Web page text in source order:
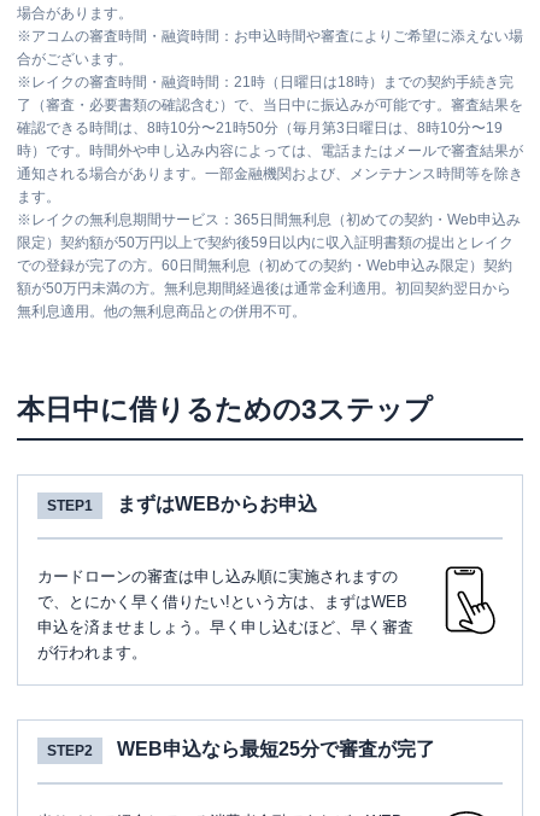
場合があります。
※アコムの審査時間・融資時間：お申込時間や審査によりご希望に添えない場
合がございます。
※ レイクの審査時間・融資時間：21時（日曜日は18時）までの契約手続き完
了（審査・必要書類の確認含む）で、当日中に振込みが可能です。審査結果を
確認できる時間は、8時10分〜21時50分（毎月第3日曜日は、8時10分〜19
時）です。時間外や申し込み内容によっては、電話またはメールで審査結果が
通知される場合があります。一部金融機関および、メンテナンス時間等を除き
ます。
※ レイクの無利息期間サービス：365日間無利息（初めての契約・Web申込み
限定）契約額が50万円以上で契約後59日以内に収入証明書類の提出とレイク
での登録が完了の方。60日間無利息（初めての契約・Web申込み限定）契約
額が50万円未満の方。無利息期間経過後は通常金利適用。初回契約翌日から
無利息適用。他の無利息商品との併用不可。
本日中に借りるための3ステップ
STEP1 まずはWEBからお申込
カードローンの審査は申し込み順に実施されますの
で、とにかく早く借りたい!という方は、まずはWEB
申込を済ませましょう。早く申し込むほど、早く審査
が行われます。
STEP2 WEB申込なら最短25分で審査が完了